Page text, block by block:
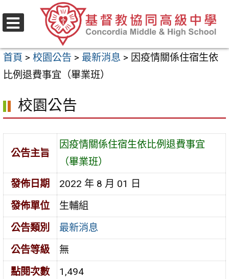
至
要
內
區
首頁 > 校園公告 > 最新消息 > 因疫情關係住宿生依
比例退費事宜（畢業班）
校園公告
公告主旨
因疫情關係住宿生依比例退費事宜
（畢業班）
發佈日期
2022 年 8 月 01 日
發佈單位
生輔組
公告類別
最新消息
公告等級
無
點閱次數
1,494
選
單